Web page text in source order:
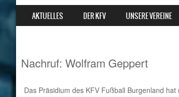
MENU
SKIP TO CONTENT
AKTUELLES DER KFV UNSERE VEREINE
Nachruf: Wolfram Geppert
Das Präsidium des KFV Fußball Burgenland